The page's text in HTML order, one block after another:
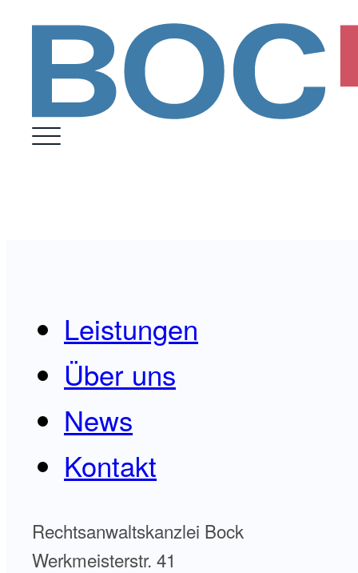
Leistungen
Über uns
News
Kontakt
Rechtsanwaltskanzlei Bock
Werkmeisterstr. 41